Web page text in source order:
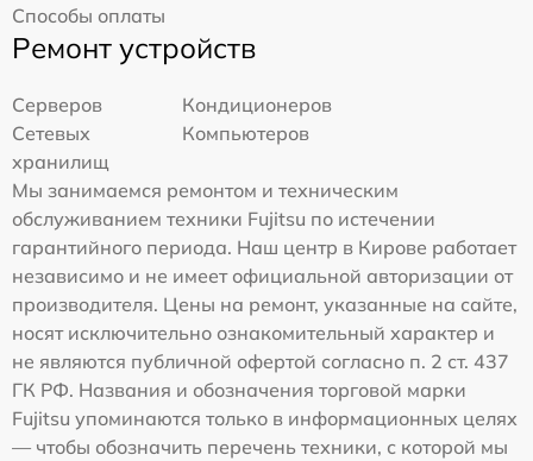
Способы оплаты
Ремонт устройств
Серверов
Кондиционеров
Сетевых
хранилищ
Компьютеров
Мы занимаемся ремонтом и техническим
обслуживанием техники Fujitsu по истечении
гарантийного периода. Наш центр в Кирове работает
независимо и не имеет официальной авторизации от
производителя. Цены на ремонт, указанные на сайте,
носят исключительно ознакомительный характер и
не являются публичной офертой согласно п. 2 ст. 437
ГК РФ. Названия и обозначения торговой марки
Fujitsu упоминаются только в информационных целях
— чтобы обозначить перечень техники, с которой мы